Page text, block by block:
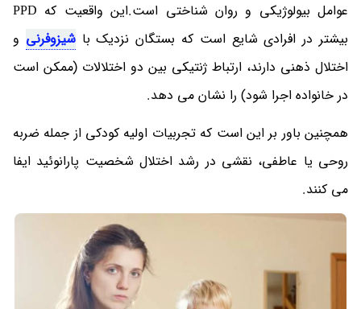
عوامل بیولوژیکی و روان شناختی است.این واقعیت که PPD
بیشتر در افرادی شایع است که بستگان نزدیک باشیزوفرنی و
اختلال ذهنی دارند، ارتباط ژنتیکی بین دو اختلالات (ممکن است
در خانواده اجرا شود) را نشان می دهد.
همچنین باور بر این است که تجربیات اولیه کودکی از جمله ضربه
روحی یا عاطفی، نقشی در رشد اختلال شخصیت پارانوئید ایفا
می کنند.